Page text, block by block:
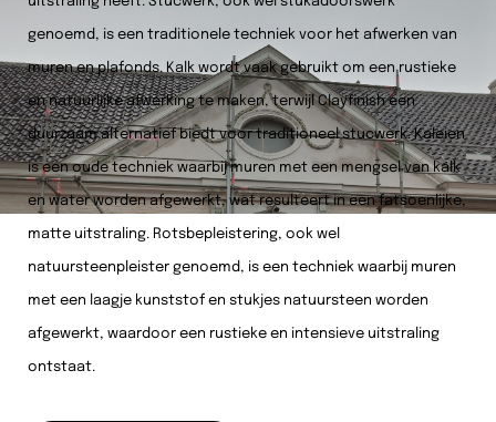
genoemd, is een traditionele techniek voor het afwerken van
muren en plafonds. Kalk wordt vaak gebruikt om een rustieke
en natuurlijke afwerking te maken, terwijl Clayfinish een
duurzaam alternatief biedt voor traditioneel stucwerk. Kaleien
is een oude techniek waarbij muren met een mengsel van kalk
en water worden afgewerkt, wat resulteert in een fatsoenlijke,
matte uitstraling. Rotsbepleistering, ook wel
natuursteenpleister genoemd, is een techniek waarbij muren
met een laagje kunststof en stukjes natuursteen worden
afgewerkt, waardoor een rustieke en intensieve uitstraling
ontstaat.